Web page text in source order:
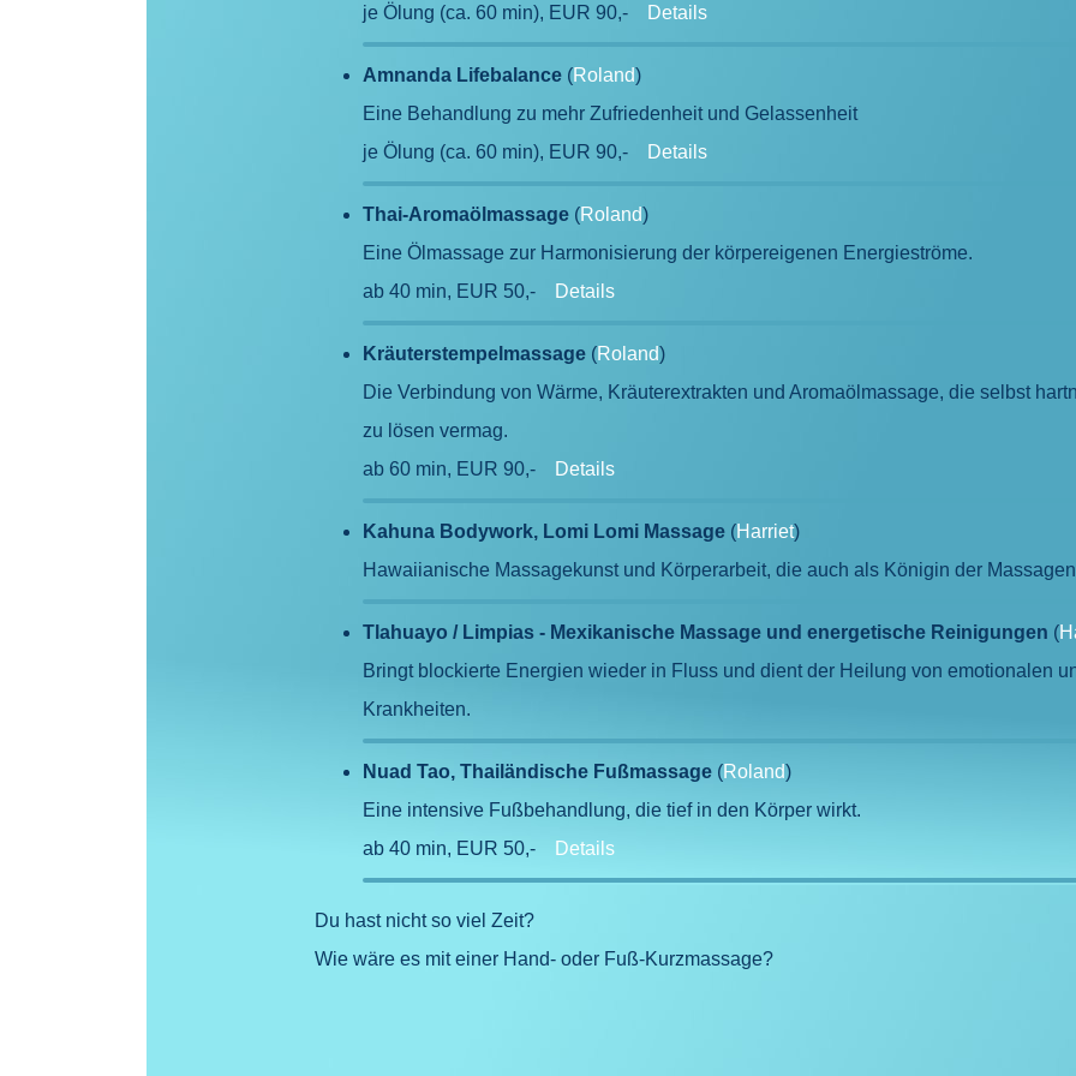
je Ölung (ca. 60 min), EUR 90,-
Details
Amnanda Lifebalance (Roland)
Eine Behandlung zu mehr Zufriedenheit und Gelassenheit
je Ölung (ca. 60 min), EUR 90,-
Details
Thai-Aromaölmassage (Roland)
Eine Ölmassage zur Harmonisierung der körpereigenen Energieströme.
ab 40 min, EUR 50,-
Details
Kräuterstempelmassage (Roland)
Die Verbindung von Wärme, Kräuterextrakten und Aromaölmassage, die selbst
zu lösen vermag.
ab 60 min, EUR 90,-
Details
Kahuna Bodywork, Lomi Lomi Massage (Harriet)
Hawaiianische Massagekunst und Körperarbeit, die auch als Königin der
Tlahuayo / Limpias - Mexikanische Massage und energetische Reinigungen (
Bringt blockierte Energien wieder in Fluss und dient der Heilung von emotionalen
Krankheiten.
Nuad Tao, Thailändische Fußmassage (Roland)
Eine intensive Fußbehandlung, die tief in den Körper wirkt.
ab 40 min, EUR 50,-
Details
Du hast nicht so viel Zeit?
Wie wäre es mit einer Hand- oder Fuß-Kurzmassage?